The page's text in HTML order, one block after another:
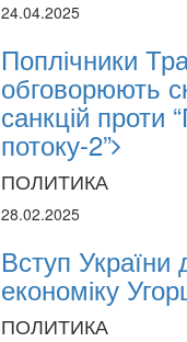
24.04.2025
Поплічники
обговорюють
санкцій проти
потоку-2”
ПОЛИТИКА
28.02.2025
Вступ
економіку
ПОЛИТИКА